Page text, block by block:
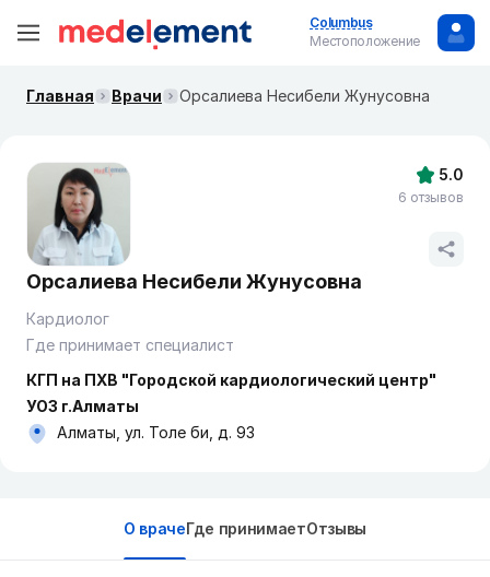
Columbus
Местоположение
Главная Врачи Орсалиева Несибели Жунусовна
Орсалиева Несибели Жунусовна
Кардиолог
Где принимает специалист
КГП на ПХВ "Городской кардиологический центр"
УОЗ г.Алматы
Алматы, ул. Толе би, д. 93
5.0
6 отзывов
О врачеГде принимаетОтзывы